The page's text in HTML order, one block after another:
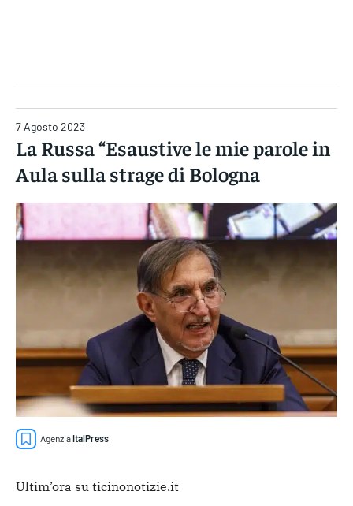
7 Agosto 2023
La Russa “Esaustive le mie parole in
Aula sulla strage di Bologna
AgenziaItalPress
Ultim’ora su ticinonotizie.it